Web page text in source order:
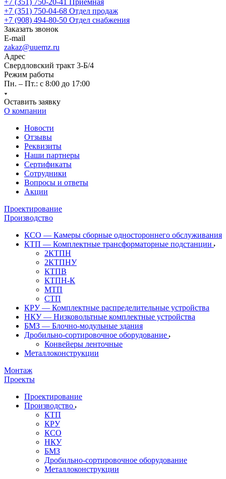
+7 (351) 750-20-41 Приемная
+7 (351) 750-04-68 Отдел продаж
+7 (908) 494-80-50 Отдел снабжения
Заказать звонок
E-mail
zakaz@uuemz.ru
Адрес
Свердловский тракт 3-Б/4
Режим работы
Пн. – Пт.: с 8:00 до 17:00
Оставить заявку
О компании
Новости
Отзывы
Реквизиты
Наши партнеры
Сертификаты
Сотрудники
Вопросы и ответы
Акции
Проектирование
Производство
КСО — Камеры сборные одностороннего обслуживания
КТП — Комплектные трансформаторные подстанции
2КТПН
2КТПНУ
КТПВ
КТПН-К
МТП
СТП
КРУ — Комплектные распределительные устройства
НКУ — Низковольтные комплектные устройства
БМЗ — Блочно-модульные здания
Дробильно-сортировочное оборудование
Конвейеры ленточные
Металлоконструкции
Монтаж
Проекты
Проектирование
Производство
КТП
КРУ
КСО
НКУ
БМЗ
Дробильно-сортировочное оборудование
Металлоконструкции